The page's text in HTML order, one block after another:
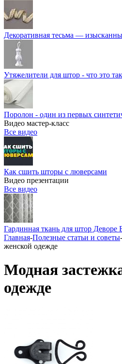
Декоративная тесьма —
Утяжелители для штор - что это
Поролон - один из первых
Видео мастер-класс
Все видео
Как сшить шторы с люверсами
Видео презентации
Все видео
Гардинная ткань для штор Деворе
Главная-Полезные статьи и советы-
женской одежде
Модная
одежде